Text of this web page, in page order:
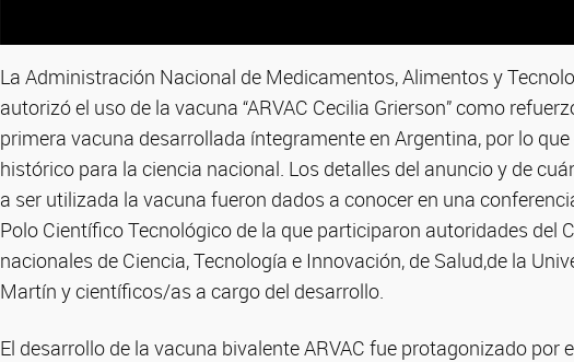
La Administración Nacional de Medicamentos, Alimentos y
autorizó el uso de la vacuna “ARVAC Cecilia Grierson” como
primera vacuna desarrollada íntegramente en Argentina, por lo
histórico para la ciencia nacional. Los detalles del anuncio y de
a ser utilizada la vacuna fueron dados a conocer en una
Polo Científico Tecnológico de la que participaron autoridades del
nacionales de Ciencia, Tecnología e Innovación, de Salud,de la
Martín y científicos/as a cargo del desarrollo.
El desarrollo de la vacuna bivalente ARVAC fue protagonizado por